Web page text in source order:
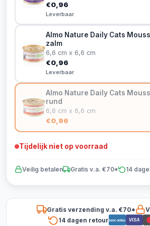
€0,96
Leverbaar
Almo Nature Daily Cats
zalm
6,6 cm x 6,6 cm
€0,96
Leverbaar
Almo Nature Daily Cats
rund
6,6 cm x 6,6 cm
€0,96
Tijdelijk niet op voorraad
Veilig betalen Gratis v.a. €70* 14
Gratis verzending v.a. €70*
14 dagen retourBancontact VISA